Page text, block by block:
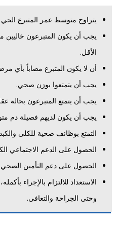
يتراوح متوسط عمر المتبرع الحي بالكبد بين
يجب أن يكون المتبرعون
الأقل.
أن لا يكون المتبرع مصاباً بأي
يجب أن يتمتعوا بوزن صحي.
يجب أن يتمتع المتبرعون بحالة
يجب أن يكون لديهم فصيلة دم
التمتع بوظائف صحية للكلى
الحصول على الدعم الاجتماعي
الحصول على دعم التأمين
الاستعداد للالتزام بالإجراء
وحتى الجراحة والتعافي.